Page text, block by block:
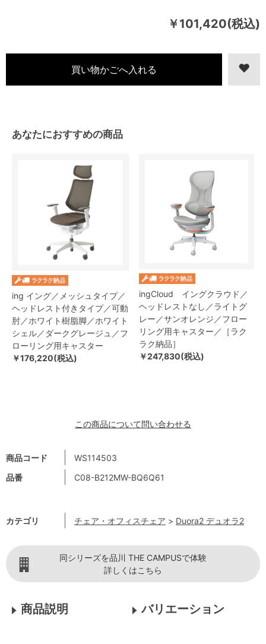
￥101,420(税込)
商品コード
WS114503
品番
C08-B212MW-BQ6Q61
カテゴリ チェア・オフィスチェア > Duora2 デュオラ2
あなたにおすすめの商品
ing イング／メッシュタイプ／
ヘッドレスト付きタイプ／可動
肘／ホワイト樹脂脚／ホワイト
シェル／ダークグレージュ／フ
ローリング用キャスター
￥176,220(税込)
ingCloud イングクラウド／
ヘッドレストなし／ライトグ
レー／サンオレンジ／フロー
リング用キャスター／［ラク
ラク納品］
￥247,830(税込)
この商品について問い合わせる
同シリーズを品川 THE CAMPUSで体験
詳しくはこちら
商品説明 バリエーション